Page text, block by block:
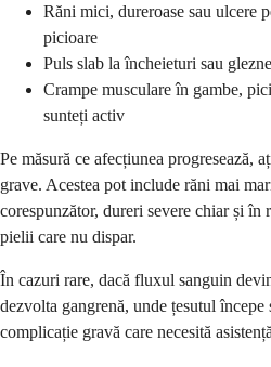
Răni mici, dureroase sau ulcere
picioare
Puls slab la încheieturi sau glezne
Crampe musculare în gambe,
sunteți activ
Pe măsură ce afecțiunea progresează,
grave. Acestea pot include răni mai
corespunzător, dureri severe chiar și
pielii care nu dispar.
În cazuri rare, dacă fluxul sanguin
dezvolta gangrenă, unde țesutul începe
complicație gravă care necesită